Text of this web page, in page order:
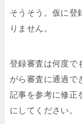
そうそう。仮に登
りません。
登録審査は何度で
がら審査に通過で
記事を参考に修正
にしてください。